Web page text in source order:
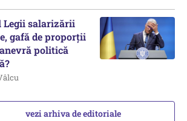
Legii salarizării
gafă de proporții
politică
vezi arhiva de editoriale